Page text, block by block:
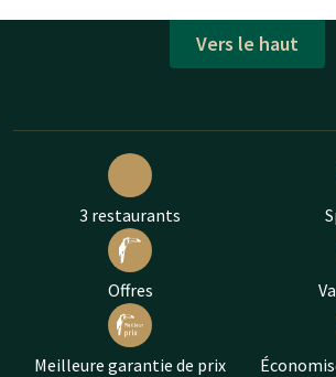
Vers le haut
3 restaurants
Offres
Meilleure garantie de prix